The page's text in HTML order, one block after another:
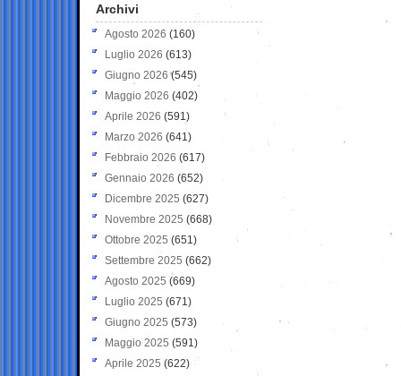
Archivi
Agosto 2026 (160)
Luglio 2026 (613)
Giugno 2026 (545)
Maggio 2026 (402)
Aprile 2026 (591)
Marzo 2026 (641)
Febbraio 2026 (617)
Gennaio 2026 (652)
Dicembre 2025 (627)
Novembre 2025 (668)
Ottobre 2025 (651)
Settembre 2025 (662)
Agosto 2025 (669)
Luglio 2025 (671)
Giugno 2025 (573)
Maggio 2025 (591)
Aprile 2025 (622)